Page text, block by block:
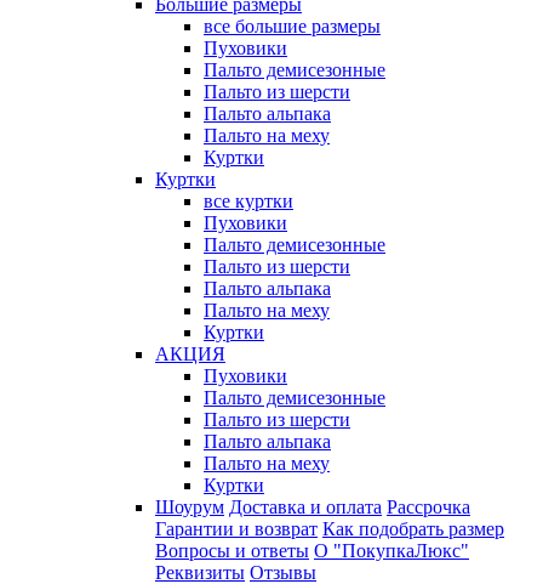
Большие размеры
все большие размеры
Пуховики
Пальто демисезонные
Пальто из шерсти
Пальто альпака
Пальто на меху
Куртки
Куртки
все куртки
Пуховики
Пальто демисезонные
Пальто из шерсти
Пальто альпака
Пальто на меху
Куртки
АКЦИЯ
Пуховики
Пальто демисезонные
Пальто из шерсти
Пальто альпака
Пальто на меху
Куртки
Шоурум Доставка и оплата Рассрочка
Гарантии и возврат Как подобрать размер
Вопросы и ответы О "ПокупкаЛюкс"
Реквизиты Отзывы